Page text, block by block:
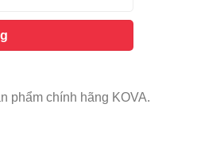
phẩm chính hãng KOVA.